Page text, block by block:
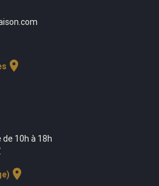
location_on
10h à 18h
location_on